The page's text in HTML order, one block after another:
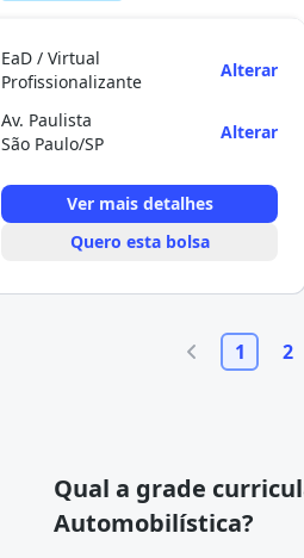
EaD / Virtual
Profissionalizante
Alterar
Av. Paulista
São Paulo/SP
Alterar
Ver mais detalhes
Quero esta bolsa
1 2
Qual a grade
Automobilística?